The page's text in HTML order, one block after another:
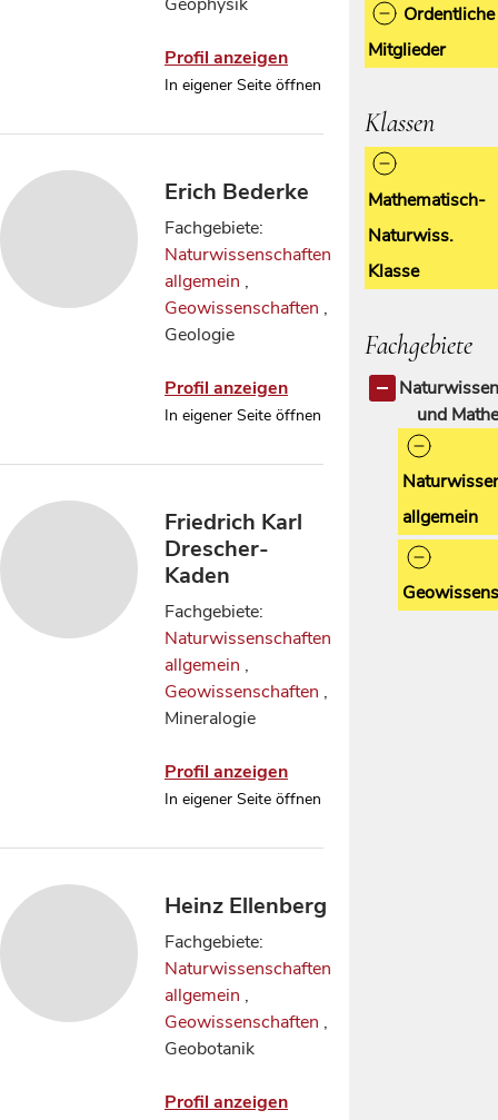
Profil anzeigen
In eigener Seite öffnen
Erich Bederke
Fachgebiete:
Naturwissenschaften
allgemein ,
Geowissenschaften ,
Geologie
Profil anzeigen
In eigener Seite öffnen
Friedrich Karl
Drescher-
Kaden
Fachgebiete:
Naturwissenschaften
allgemein ,
Geowissenschaften ,
Mineralogie
Profil anzeigen
In eigener Seite öffnen
Heinz Ellenberg
Fachgebiete:
Naturwissenschaften
allgemein ,
Geowissenschaften ,
Geobotanik
Profil anzeigen
Ordentliche
Mitglieder
Klassen
Mathematisch-
Naturwiss.
Klasse
Fachgebiete
und
allgemein